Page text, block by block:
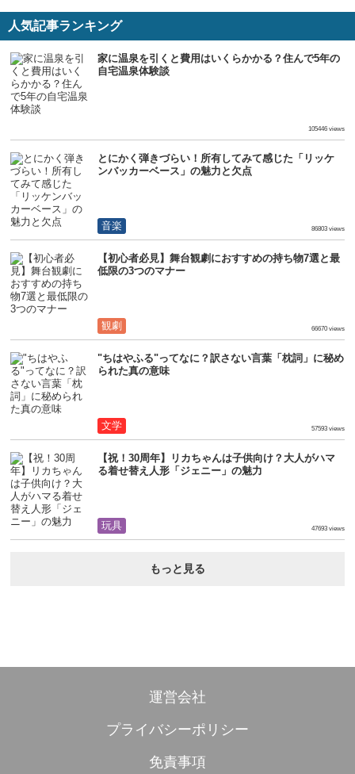
人気記事ランキング
家に温泉を引くと費用はいくらかかる？住んで5年の
自宅温泉体験談
105446 views
とにかく弾きづらい！所有してみて感じた「リッケ
ンバッカーベース」の魅力と欠点
音楽 86803 views
【初心者必見】舞台観劇におすすめの持ち物7選と最
低限の3つのマナー
観劇 66670 views
"ちはやふる"ってなに？訳さない言葉「枕詞」に秘め
られた真の意味
文学 57593 views
【祝！30周年】リカちゃんは子供向け？大人がハマ
る着せ替え人形「ジェニー」の魅力
玩具 47693 views
もっと見る
運営会社
プライバシーポリシー
免責事項